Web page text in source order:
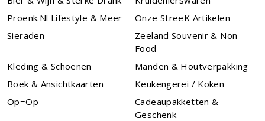
Proenk.nl Lifestyle & Meer
Onze StreeK Artikelen
Sieraden
Zeeland Souvenir & Non
Food
Kleding & Schoenen
Manden & Houtverpakking
Boek & Ansichtkaarten
Keukengerei / Koken
Op=Op
Cadeaupakketten &
Geschenk